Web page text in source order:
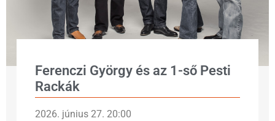
Ferenczi György és az 1-ső Pesti
Rackák
2026. június 27. 20:00